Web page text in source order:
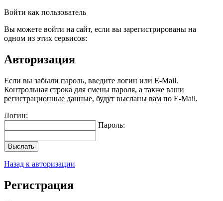
Войти как пользователь
Вы можете войти на сайт, если вы зарегистрированы на
одном из этих сервисов:
Авторизация
Если вы забыли пароль, введите логин или E-Mail.
Контрольная строка для смены пароля, а также ваши
регистрационные данные, будут высланы вам по E-Mail.
Логин:
Пароль:
Выслать
Назад к авторизации
Регистрация